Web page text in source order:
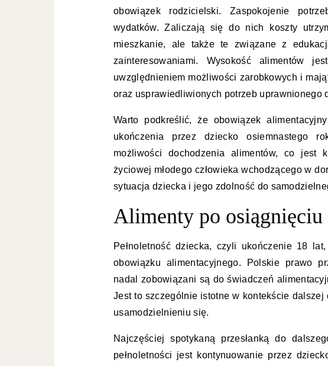
obowiązek rodzicielski. Zaspokojenie
wydatków. Zaliczają się do nich koszty
mieszkanie, ale także te związane z
zainteresowaniami. Wysokość alimentów
uwzględnieniem możliwości zarobkowych i
oraz usprawiedliwionych potrzeb uprawnionego
Warto podkreślić, że obowiązek
ukończenia przez dziecko osiemnastego
możliwości dochodzenia alimentów, co jest
życiowej młodego człowieka wchodzącego w
sytuacja dziecka i jego zdolność do
Alimenty po osiągnięciu
Pełnoletność dziecka, czyli ukończenie 18
obowiązku alimentacyjnego. Polskie prawo
nadal zobowiązani są do świadczeń
Jest to szczególnie istotne w kontekście
usamodzielnieniu się.
Najczęściej spotykaną przesłanką do
pełnoletności jest kontynuowanie przez